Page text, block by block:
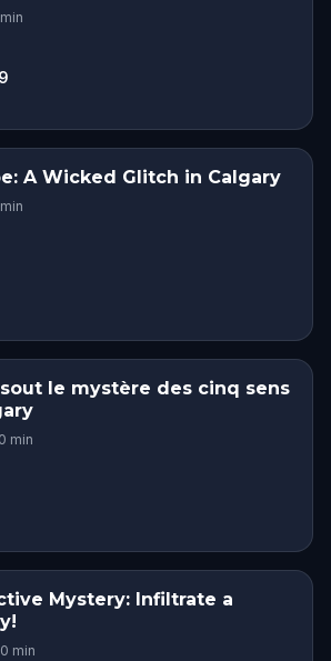
A Wicked Glitch in Calgary
le mystère des cinq sens
min
Mystery: Infiltrate a
min